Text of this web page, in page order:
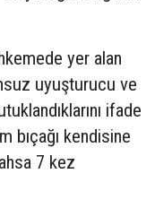
yer alan
uyuşturucu ve
ifade
bıçağı kendisine
7 kez